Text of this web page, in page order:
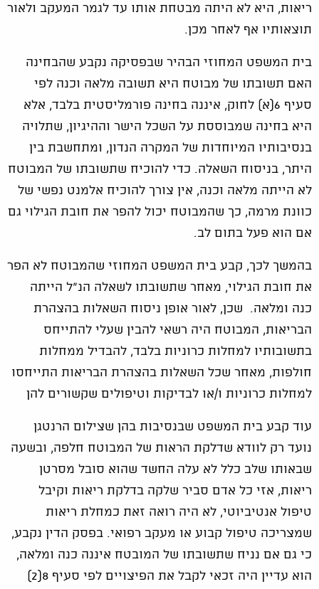
ריאות, היא לא היתה מבטחת אותו עד לגמר המעקב ולאור
תוצאותיו אף לאחר מכן.
בית המשפט המחוזי הבהיר שבפסיקה נקבע שהבחינה
האם תשובתו של מבוטח היא תשובה מלאה וכנה לפי
סעיף 6(א) לחוק, איננה בחינה פורמליסטית בלבד, אלא
היא בחינה שמבוססת על השכל הישר וההיגיון, שתלויה
בנסיבותיו המיוחדות של המקרה הנדון, ומתחשבת בין
היתר, בניסוח השאלה. כדי להוכיח שתשובתו של המבוטח
לא הייתה מלאה וכנה, אין צורך להוכיח אלמנט נפשי של
כוונת מרמה, כך שהמבוטח יכול להפר את חובת הגילוי גם
אם הוא פעל בתום לב.
בהמשך לכך, קבע בית המשפט המחוזי שהמבוטח לא הפר
את חובת הגילוי, מאחר שתשובתו לשאלה הנ"ל הייתה
כנה ומלאה. שכן, לאור אופן ניסוח השאלות בהצהרת
הבריאות, המבוטח היה רשאי להבין שעלי להתייחס
בתשובותיו למחלות כרוניות בלבד, להבדיל ממחלות
חולפות, מאחר שכל השאלות בהצהרת הבריאות התייחסו
למחלות כרוניות ו/או לבדיקות וטיפולים שקשורים להן
עוד קבע בית המשפט שבנסיבות בהן שצילום הרנטגן
נועד רק לוודא שדלקת הראות של המבוטח חלפה, ובשעה
שבאותו שלב כלל לא עלה החשד שהוא סובל מסרטן
ריאות, אזי כל אדם סביר שלקה בדלקת ריאות וקיבל
טיפול אנטיביוטי, לא היה רואה זאת כמחלת ריאות
שמצריכה טיפול קבוע או מעקב רפואי. בפסק הדין נקבע,
כי גם אם נניח שתשובתו של המובטח איננה כנה ומלאה,
הוא עדיין היה זכאי לקבל את הפיצויים לפי סעיף 8(2)